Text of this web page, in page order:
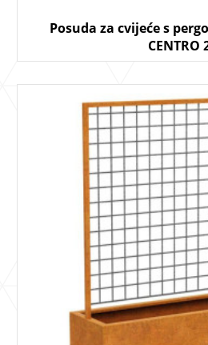
Posuda za cvijeće s
CENTRO